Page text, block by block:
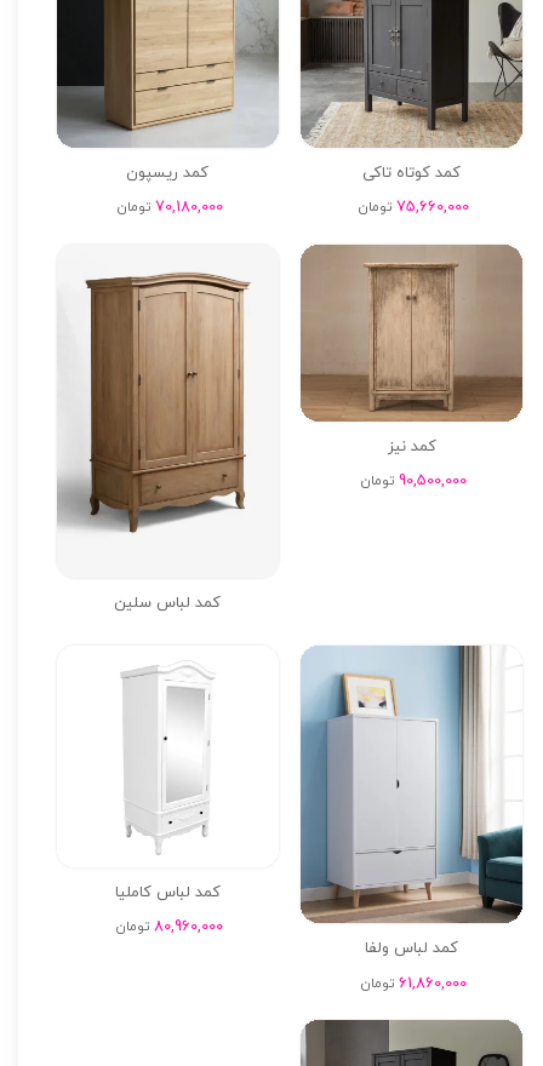
کمد کوتاه تاکی
75,660,000 تومان
کمد ریسپون
70,180,000 تومان
کمد نیز
90,500,000 تومان
کمد لباس سلین
کمد لباس ولفا
61,860,000 تومان
کمد لباس کاملیا
80,960,000 تومان